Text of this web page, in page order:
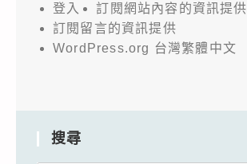
登入
訂閱網站內容的資訊提供
訂閱留言的資訊提供
WordPress.org 台灣繁體中文
搜尋